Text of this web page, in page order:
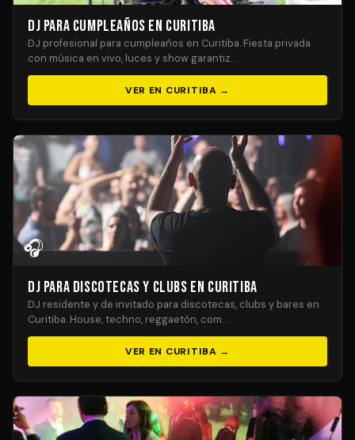
DJ para Cumpleaños en Curitiba
DJ profesional para cumpleaños en Curitiba. Fiesta privada
con música en vivo, luces y show garantiz…
VER EN CURITIBA →
🎧
DJ para Discotecas y Clubs en Curitiba
DJ residente y de invitado para discotecas, clubs y bares en
Curitiba. House, techno, reggaetón, com…
VER EN CURITIBA →